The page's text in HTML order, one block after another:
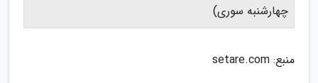
چهارشنبه سوری)
منبع: setare.com